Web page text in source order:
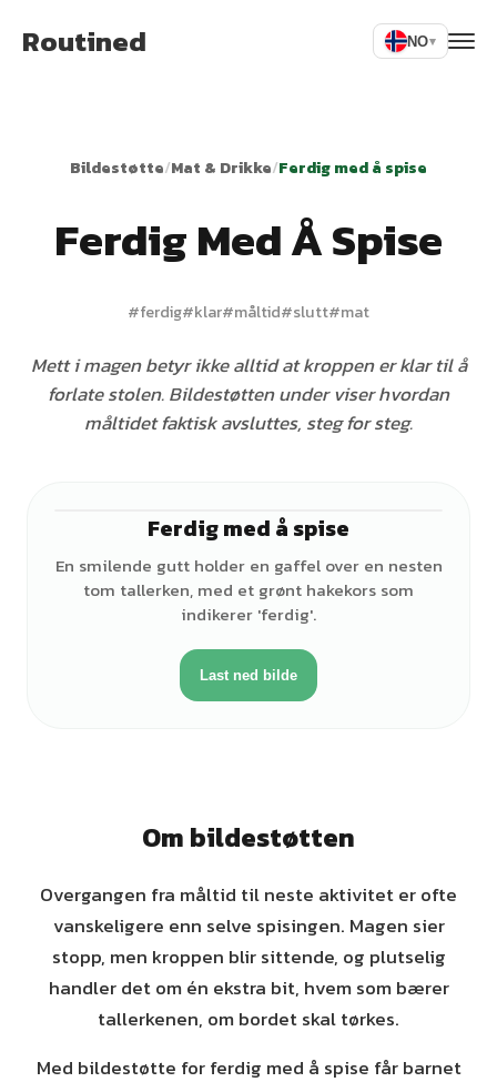
Routined NO▾
Bildestøtte/Mat & Drikke/Ferdig med å spise
Ferdig Med Å Spise
#ferdig#klar#måltid#slutt#mat
Mett i magen betyr ikke alltid at kroppen er klar til å
forlate stolen. Bildestøtten under viser hvordan
måltidet faktisk avsluttes, steg for steg.
Ferdig med å spise
En smilende gutt holder en gaffel over en nesten
tom tallerken, med et grønt hakekors som
indikerer 'ferdig'.
Last ned bilde
Om bildestøtten
Overgangen fra måltid til neste aktivitet er ofte
vanskeligere enn selve spisingen. Magen sier
stopp, men kroppen blir sittende, og plutselig
handler det om én ekstra bit, hvem som bærer
tallerkenen, om bordet skal tørkes.
Med bildestøtte for ferdig med å spise får barnet